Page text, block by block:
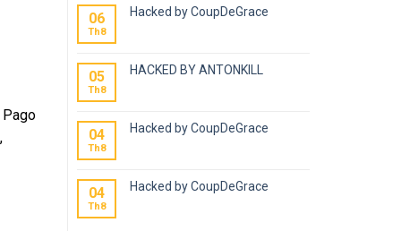
06
Th8
Hacked by CoupDeGrace
05
Th8
HACKED BY ANTONKILL
04
Th8
Hacked by CoupDeGrace
04
Th8
Hacked by CoupDeGrace